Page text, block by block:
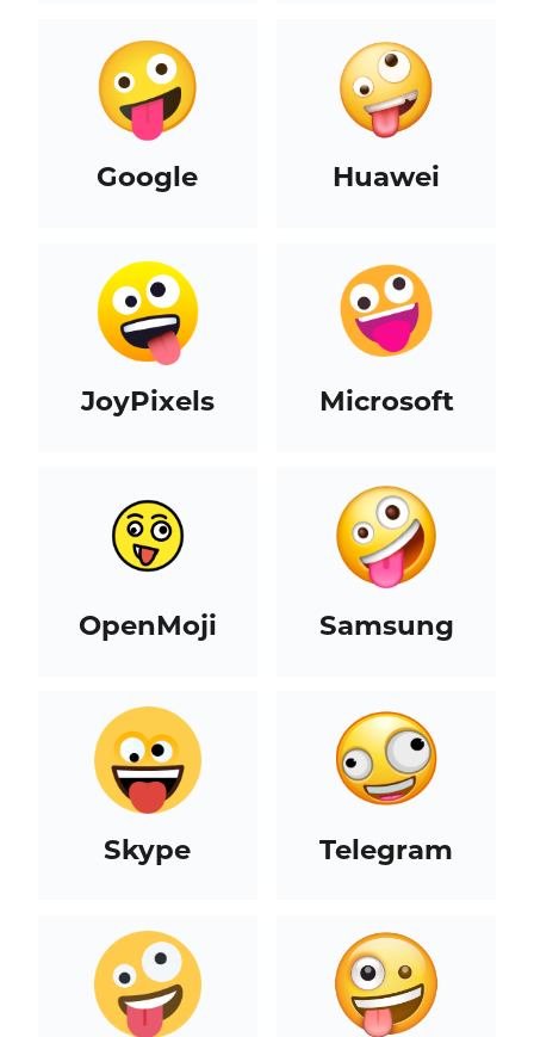
Google Huawei
JoyPixels Microsoft
OpenMoji Samsung
Skype Telegram